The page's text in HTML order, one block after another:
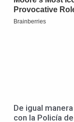
De igual
con la Policía